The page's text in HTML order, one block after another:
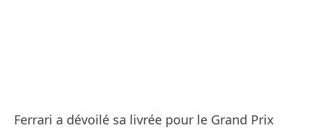
Ferrari a dévoilé sa livrée pour le Grand Prix